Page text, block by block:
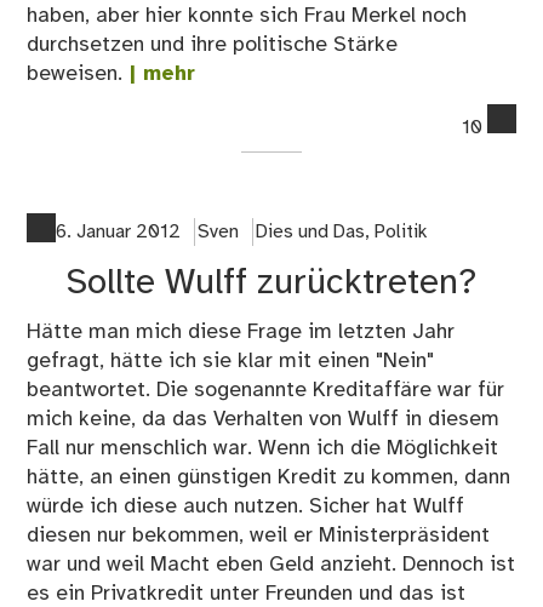
haben, aber hier konnte sich Frau Merkel noch
durchsetzen und ihre politische Stärke
beweisen. | mehr
10
6. Januar 2012 Sven Dies und Das, Politik
Sollte Wulff zurücktreten?
Hätte man mich diese Frage im letzten Jahr
gefragt, hätte ich sie klar mit einen "Nein"
beantwortet. Die sogenannte Kreditaffäre war für
mich keine, da das Verhalten von Wulff in diesem
Fall nur menschlich war. Wenn ich die Möglichkeit
hätte, an einen günstigen Kredit zu kommen, dann
würde ich diese auch nutzen. Sicher hat Wulff
diesen nur bekommen, weil er Ministerpräsident
war und weil Macht eben Geld anzieht. Dennoch ist
es ein Privatkredit unter Freunden und das ist